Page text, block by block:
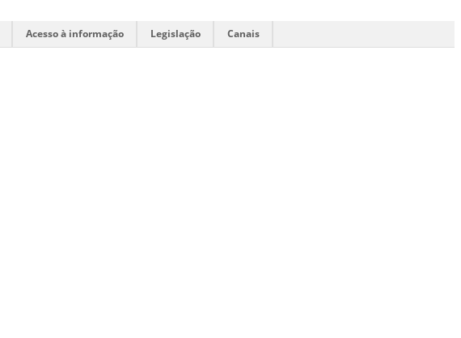
Acesso à informação Legislação Canais